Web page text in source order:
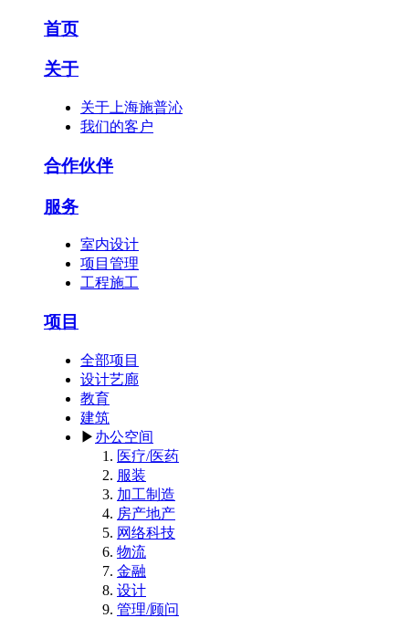
首页
关于
关于上海施普沁
我们的客户
合作伙伴
服务
室内设计
项目管理
工程施工
项目
全部项目
设计艺廊
教育
建筑
▶ 办公空间
医疗/医药
服装
加工制造
房产地产
网络科技
物流
金融
设计
管理/顾问